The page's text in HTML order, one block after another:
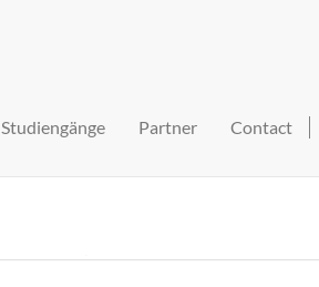
Studiengänge Partner Contact